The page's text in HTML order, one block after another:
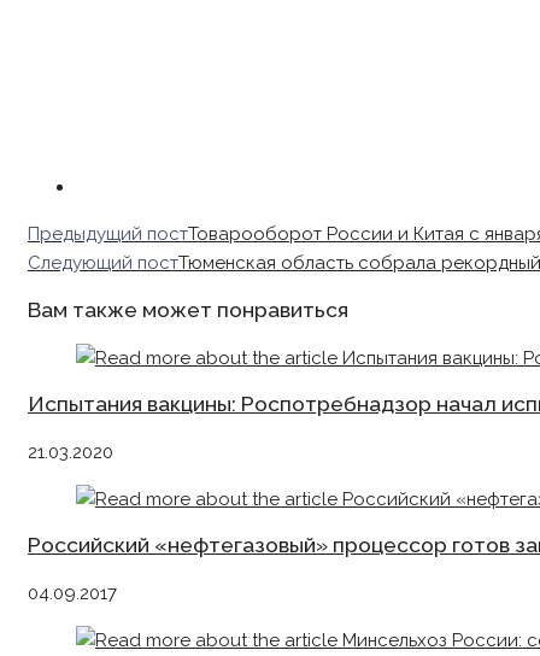
Read
more
Предыдущий постТоварооборот России и Китая с
Следующий постТюменская область собрала
Вам также может понравиться
Испытания вакцины: Роспотребнадзор начал
21.03.2020
Российский «нефтегазовый» процессор готов
04.09.2017